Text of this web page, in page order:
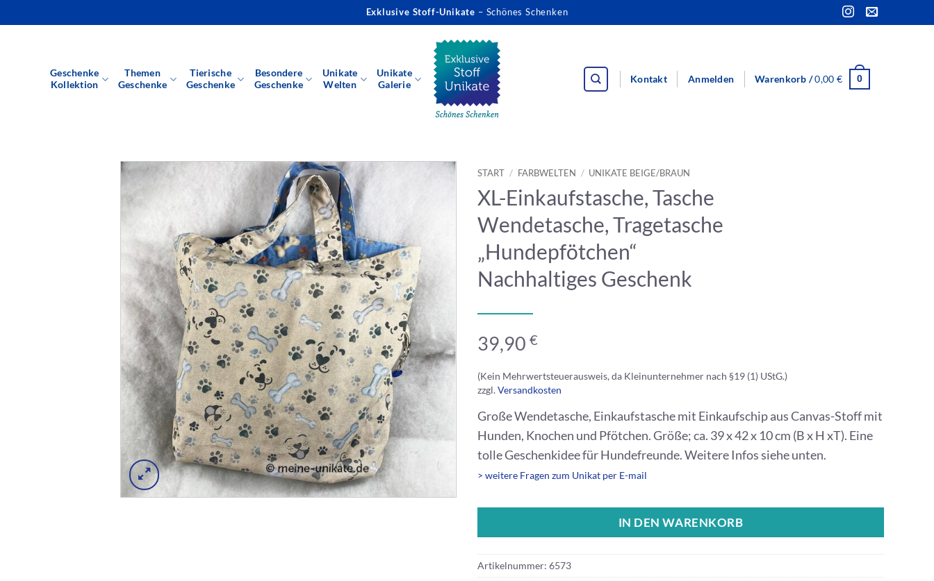
Inhalt
Exklusive Stoff-Unikate – Schönes Schenken
Geschenke
Kollektion
Themen
Geschenke
Tierische
Geschenke
Besondere
Geschenke
Unikate
Welten
Unikate
Galerie
Kontakt Anmelden Warenkorb /0,00 € 0
START / FARBWELTEN / UNIKATE BEIGE/BRAUN
XL-Einkaufstasche, Tasche
Wendetasche, Tragetasche
„Hundepfötchen“
Nachhaltiges Geschenk
39,90 €
(Kein Mehrwertsteuerausweis, da Kleinunternehmer nach §19 (1) UStG.)
zzgl.Versandkosten
Große Wendetasche, Einkaufstasche mit Einkaufschip aus Canvas-Stoff mit
Hunden, Knochen und Pfötchen. Größe; ca. 39 x 42 x 10 cm (B x H xT). Eine
tolle Geschenkidee für Hundefreunde. Weitere Infos siehe unten.
> weitere Fragen zum Unikat per E-mail
IN DEN WARENKORB
Artikelnummer: 6573